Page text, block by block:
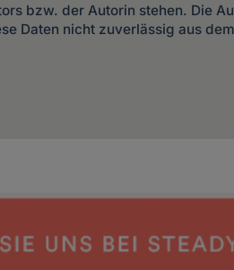
bzw. der Autorin stehen. Die
Daten nicht zuverlässig aus